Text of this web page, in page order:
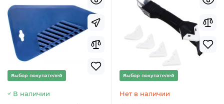
Выбор покупателей
В наличии
Выбор покупателей
Нет в наличии